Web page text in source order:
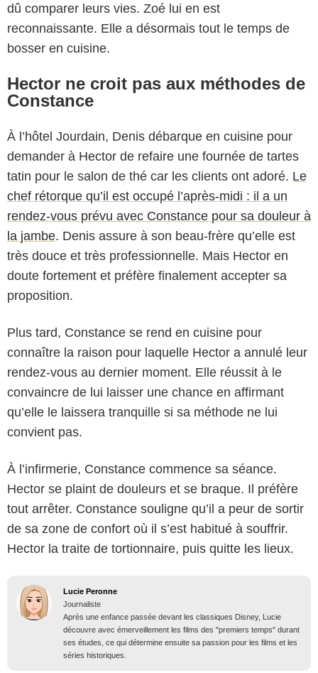
dû comparer leurs vies. Zoé lui en est
reconnaissante. Elle a désormais tout le temps de
bosser en cuisine.
Hector ne croit pas aux méthodes de
Constance
À l’hôtel Jourdain, Denis débarque en cuisine pour
demander à Hector de refaire une fournée de tartes
tatin pour le salon de thé car les clients ont adoré. Le
chef rétorque qu’il est occupé l’après-midi : il a un
rendez-vous prévu avec Constance pour sa douleur à
la jambe. Denis assure à son beau-frère qu’elle est
très douce et très professionnelle. Mais Hector en
doute fortement et préfère finalement accepter sa
proposition.
Plus tard, Constance se rend en cuisine pour
connaître la raison pour laquelle Hector a annulé leur
rendez-vous au dernier moment. Elle réussit à le
convaincre de lui laisser une chance en affirmant
qu’elle le laissera tranquille si sa méthode ne lui
convient pas.
À l’infirmerie, Constance commence sa séance.
Hector se plaint de douleurs et se braque. Il préfère
tout arrêter. Constance souligne qu’il a peur de sortir
de sa zone de confort où il s’est habitué à souffrir.
Hector la traite de tortionnaire, puis quitte les lieux.
Lucie Peronne
Journaliste
Après une enfance passée devant les classiques Disney, Lucie
découvre avec émerveillement les films des "premiers temps" durant
ses études, ce qui détermine ensuite sa passion pour les films et les
séries historiques.